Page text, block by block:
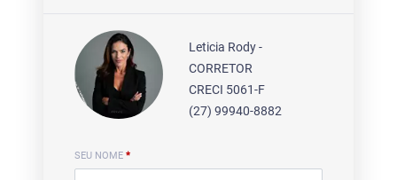
Leticia Rody -
CORRETOR
CRECI 5061-F
(27) 99940-8882
SEU NOME *